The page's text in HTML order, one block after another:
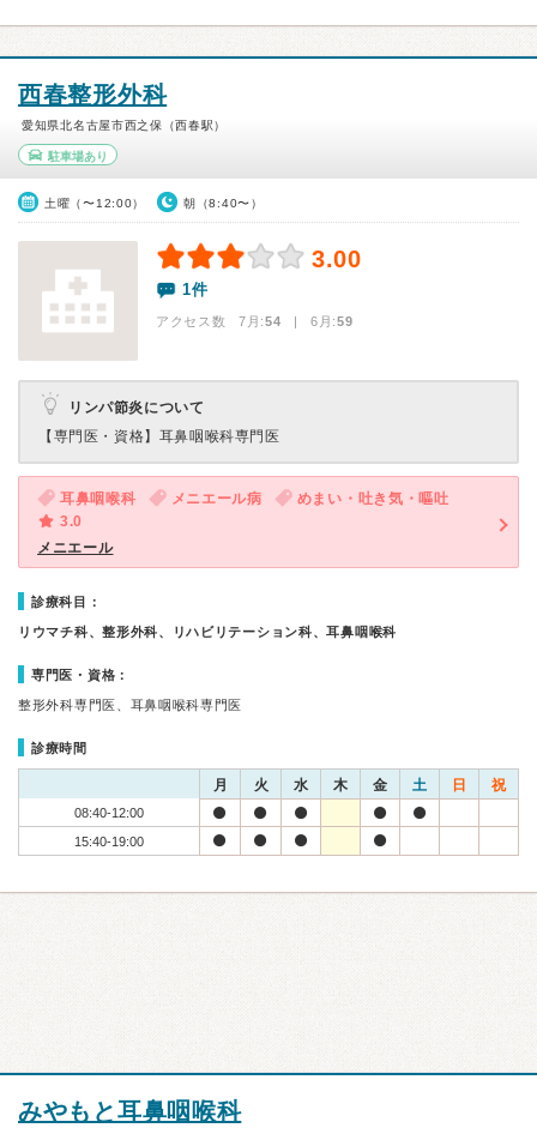
西春整形外科
愛知県北名古屋市西之保（西春駅）
駐車場あり
土曜（〜12:00） 朝（8:40〜）
3.00
1件
アクセス数 7月:54 | 6月:59
リンパ節炎について
【専門医・資格】 耳鼻咽喉科専門医
耳鼻咽喉科 メニエール病
めまい・吐き気・嘔吐
3.0
メニエール
診療科目：
リウマチ科、整形外科、リハビリテーション科、耳鼻咽喉科
専門医・資格：
整形外科専門医、耳鼻咽喉科専門医
診療時間
月 火 水 木 金 土 日 祝
08:40-12:00
15:40-19:00
みやもと耳鼻咽喉科